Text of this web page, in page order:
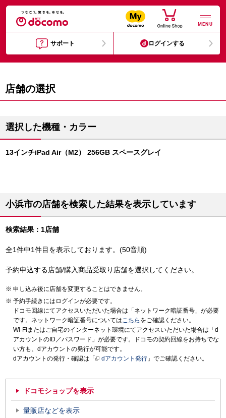
MENU
サポート ログインする
店舗の選択
選択した機種・カラー
13インチiPad Air（M2） 256GB スペースグレイ
小浜市の店舗を検索した結果を表示しています
検索結果：1店舗
全1件中1件目を表示しております。(50音順)
予約申込する店舗/購入商品受取り店舗を選択してください。
申し込み後に店舗を変更することはできません。
予約手続きにはログインが必要です。
ドコモ回線にてアクセスいただいた場合は「ネットワーク暗証番号」が必要
です。ネットワーク暗証番号についてはこちら をご確認ください。
Wi-Fiまたはご自宅のインターネット環境にてアクセスいただいた場合は「d
アカウントのID／パスワード」が必要です。ドコモの契約回線をお持ちでな
い方も、dアカウントの発行が可能です。
dアカウントの発行・確認は「
dアカウント発行 」でご確認ください。
ドコモショップを表示
量販店などを表示